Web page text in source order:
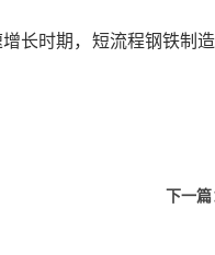
长时期，短流程钢铁制
下一篇